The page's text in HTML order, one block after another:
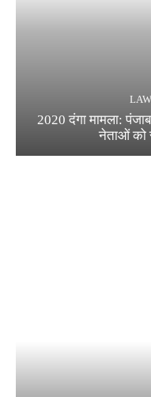
2020 दंगा मामला:
नेताओं को